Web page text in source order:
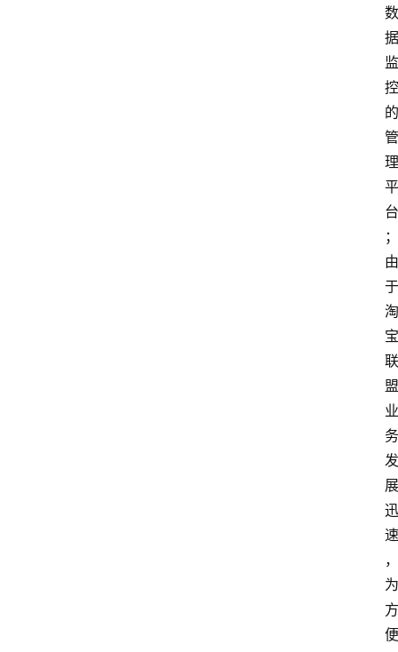
数
据
监
控
的
管
理
平
台
；
由
于
淘
宝
联
盟
业
务
发
展
迅
速
，
为
方
便